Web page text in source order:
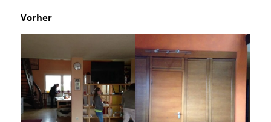
Vorher